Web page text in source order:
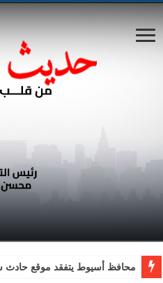
محافظ أسيوط يتفقد موقع حادث